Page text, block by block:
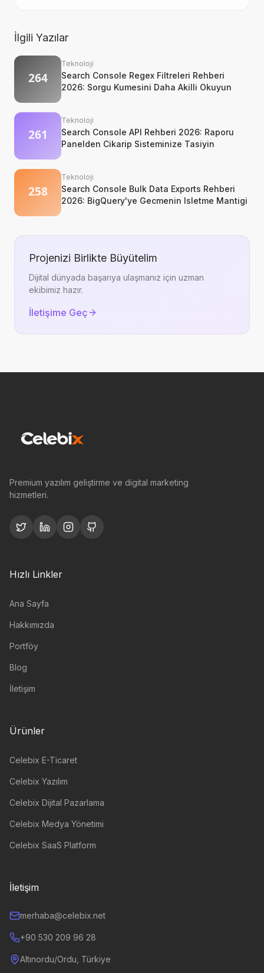
İlgili Yazılar
Teknoloji
Search Console Regex Filtreleri Rehberi
2026: Sorgu Kumesini Daha Akilli Okuyun
Teknoloji
Search Console API Rehberi 2026: Raporu
Panelden Cikarip Sisteminize Tasiyin
Teknoloji
Search Console Bulk Data Exports Rehberi
2026: BigQuery'ye Gecmenin Isletme Mantigi
Projenizi Birlikte Büyütelim
Dijital dünyada başarıya ulaşmanız için uzman
ekibimiz hazır.
İletişime Geç
Premium yazılım geliştirme ve digital marketing
hizmetleri.
Hızlı Linkler
Ana Sayfa
Hakkımızda
Portföy
Blog
İletişim
Ürünler
Celebix E-Ticaret
Celebix Yazılım
Celebix Dijital Pazarlama
Celebix Medya Yönetimi
Celebix SaaS Platform
İletişim
merhaba@celebix.net
+90 530 209 96 28
Altınordu/Ordu, Türkiye